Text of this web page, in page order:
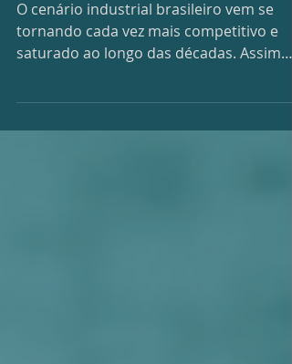
de produção
O cenário industrial brasileiro vem se
saturado ao longo das décadas. Assim